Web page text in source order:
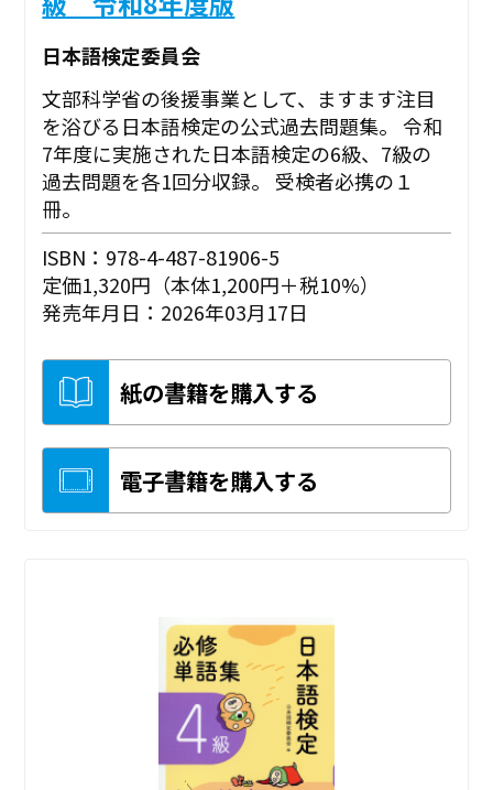
日本語検定委員会
文部科学省の後援事業として、ますます注目
を浴びる日本語検定の公式過去問題集。 令和
7年度に実施された日本語検定の6級、7級の
過去問題を各1回分収録。 受検者必携の１
冊。
ISBN：978-4-487-81906-5
定価1,320円（本体1,200円＋税10%）
発売年月日：2026年03月17日
紙の書籍を購入する
電子書籍を購入する